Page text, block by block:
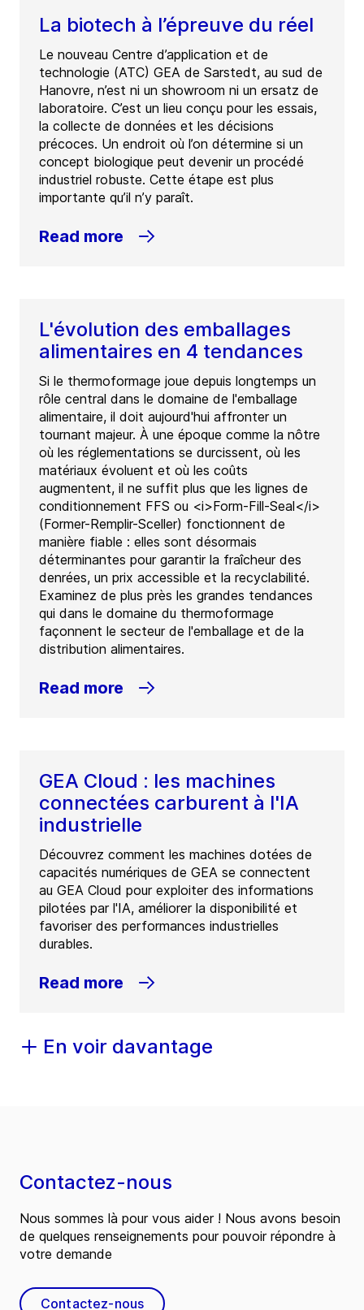
La biotech à l’épreuve du réel
Le nouveau Centre d’application et de
technologie (ATC) GEA de Sarstedt, au sud de
Hanovre, n’est ni un showroom ni un ersatz de
laboratoire. C’est un lieu conçu pour les essais,
la collecte de données et les décisions
précoces. Un endroit où l’on détermine si un
concept biologique peut devenir un procédé
industriel robuste. Cette étape est plus
importante qu’il n’y paraît.
Read more
L'évolution des emballages
alimentaires en 4 tendances
Si le thermoformage joue depuis longtemps un
rôle central dans le domaine de l'emballage
alimentaire, il doit aujourd'hui affronter un
tournant majeur. À une époque comme la nôtre
où les réglementations se durcissent, où les
matériaux évoluent et où les coûts
augmentent, il ne suffit plus que les lignes de
conditionnement FFS ou <i>Form-Fill-Seal</i>
(Former-Remplir-Sceller) fonctionnent de
manière fiable : elles sont désormais
déterminantes pour garantir la fraîcheur des
denrées, un prix accessible et la recyclabilité.
Examinez de plus près les grandes tendances
qui dans le domaine du thermoformage
façonnent le secteur de l'emballage et de la
distribution alimentaires.
Read more
GEA Cloud : les machines
connectées carburent à l'IA
industrielle
Découvrez comment les machines dotées de
capacités numériques de GEA se connectent
au GEA Cloud pour exploiter des informations
pilotées par l'IA, améliorer la disponibilité et
favoriser des performances industrielles
durables.
Read more
En voir davantage
Contactez-nous
Nous sommes là pour vous aider ! Nous avons besoin
de quelques renseignements pour pouvoir répondre à
votre demande
Contactez-nous